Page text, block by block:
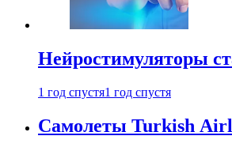
Нейростимуляторы
1 год спустя1 год спустя
Самолеты Turkish